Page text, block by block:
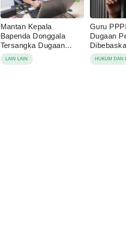
Mantan Kepala
Bapenda Donggala
Tersangka Dugaan
Korupsi Pajak Tambang
LAIN LAIN
Guru
Dugaan
Sebut
Keluarga
HUKUM DAN